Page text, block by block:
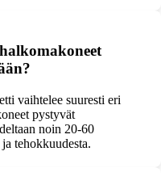
vaihtelee suuresti eri
pystyvät
noin 20-60
tehokkuudesta.